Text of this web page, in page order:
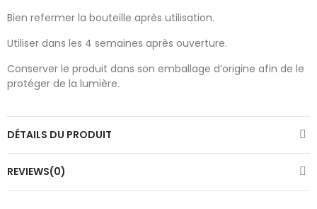
Bien refermer la bouteille après utilisation.
Utiliser dans les 4 semaines après ouverture.
Conserver le produit dans son emballage d’origine afin de le
protéger de la lumière.
DÉTAILS DU PRODUIT
REVIEWS(0)